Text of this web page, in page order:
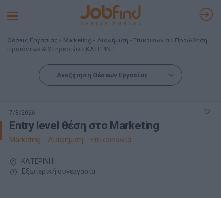
Toggle
Θέσεις Εργασίας Marketing - Διαφήμιση - Επικοινωνία
Προώθηση
Προϊόντων & Υπηρεσιών
ΚΑΤΕΡΙΝΗ
Αναζήτηση Θέσεων Εργασίας
7/8/2026
Entry level θέση στο Marketing
Marketing - Διαφήμιση - Επικοινωνία
ΚΑΤΕΡΙΝΗ
Εξωτερική συνεργασία